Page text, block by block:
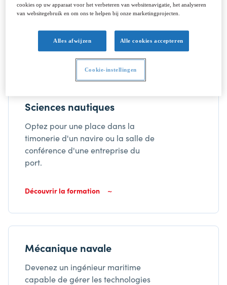
en génie maritime offre tout ce dont vous avez
besoin pour jouer le rôle de chef mécanicien.
Sciences nautiques
Optez pour une place dans la
timonerie d'un navire ou la salle de
conférence d'une entreprise du
port.
Découvrir la formation
Mécanique navale
Devenez un ingénieur maritime
capable de gérer les technologies
cookies op uw apparaat voor het verbeteren van websitenavigatie, het analyseren
van websitegebruik en om ons te helpen bij onze marketingprojecten.
Alles afwijzen Alle cookies accepteren
Cookie-instellingen